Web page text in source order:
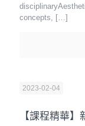
concepts, […]
2023-02-04
【課程精華